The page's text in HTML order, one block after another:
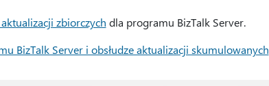
zbiorczych dla programu BizTalk Server.
BizTalk Server i obsłudze aktualizacji skumulowanych